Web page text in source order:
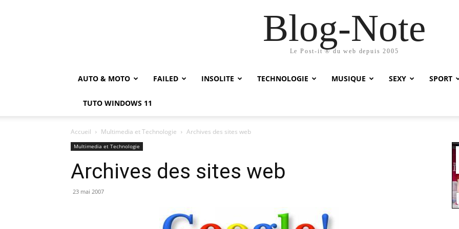
Blog-Note
Le Post-it ® du web depuis 2005
AUTO & MOTO FAILED INSOLITE TECHNOLOGIE MUSIQUE SEXY SPORT
TUTO WINDOWS 11
Accueil Multimedia et Technologie Archives des sites web
Multimedia et Technologie
Archives des sites web
23 mai 2007